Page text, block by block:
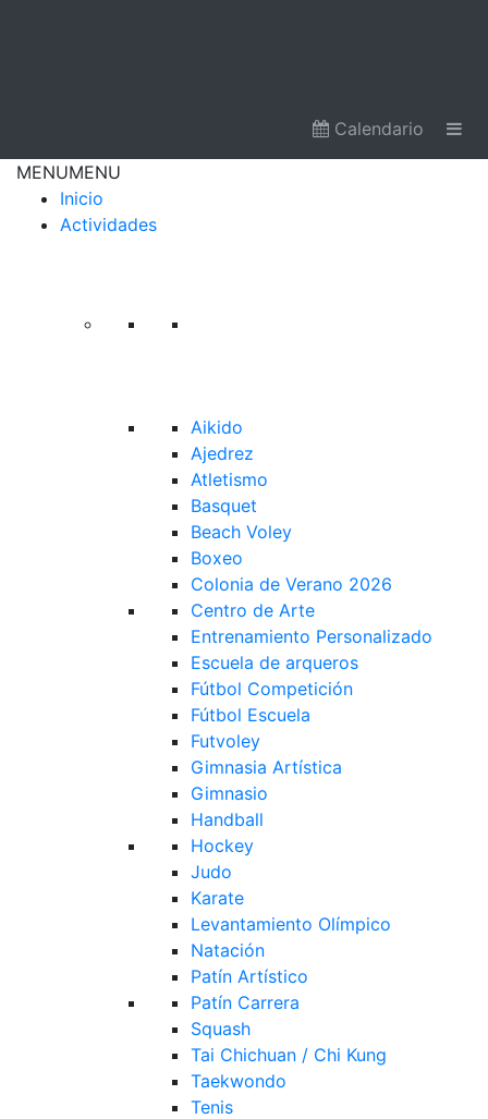
Calendario
MENUMENU
Inicio
Actividades
Aikido
Ajedrez
Atletismo
Basquet
Beach Voley
Boxeo
Colonia de Verano 2026
Centro de Arte
Entrenamiento Personalizado
Escuela de arqueros
Fútbol Competición
Fútbol Escuela
Futvoley
Gimnasia Artística
Gimnasio
Handball
Hockey
Judo
Karate
Levantamiento Olímpico
Natación
Patín Artístico
Patín Carrera
Squash
Tai Chichuan / Chi Kung
Taekwondo
Tenis